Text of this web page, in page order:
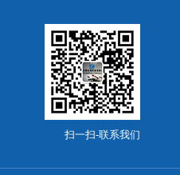
扫一扫-联系我们